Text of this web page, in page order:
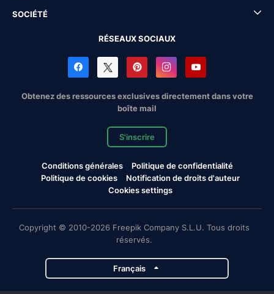
SOCIÉTÉ
RÉSEAUX SOCIAUX
Obtenez des ressources exclusives directement dans votre
boîte mail
S'inscrire
Conditions générales
Politique de confidentialité
Politique de cookies
Notification de droits d'auteur
Cookies settings
Copyright © 2010-2026 Freepik Company S.L.U. Tous droits
réservés.
Français